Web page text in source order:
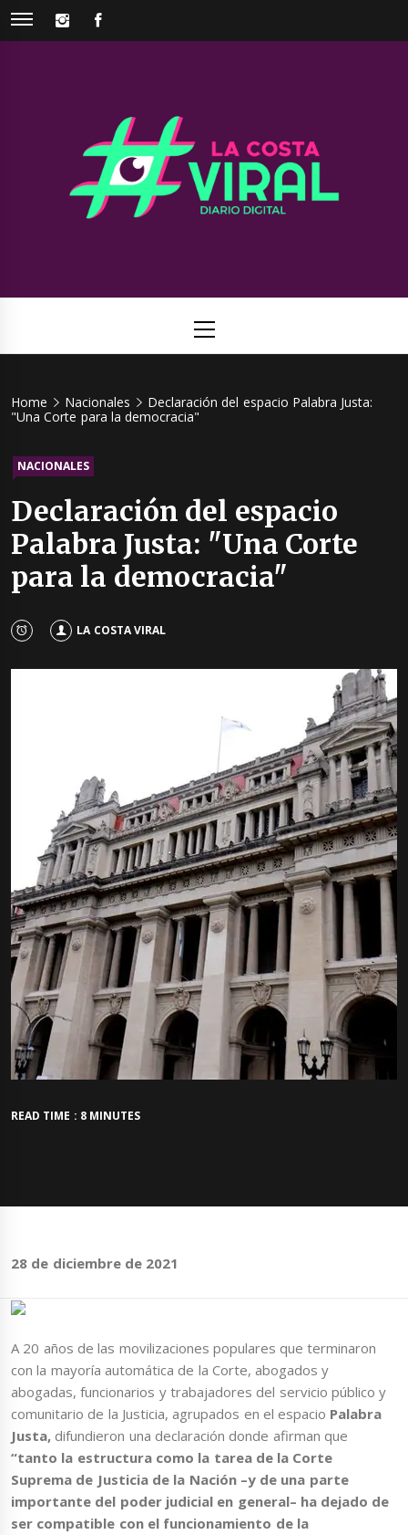
Skip
INSTAGRAM
Viral
Menu
Home Nacionales
Declaración del espacio Palabra Justa:
"Una Corte para la democracia"
NACIONALES
Declaración del espacio
Palabra Justa: "Una Corte
para la democracia"
LA COSTA VIRAL
READ TIME : 8 MINUTES
28 de diciembre de 2021
A 20 años de las movilizaciones populares que terminaron
con la mayoría automática de la Corte, abogados y
abogadas, funcionarios y trabajadores del servicio público y
comunitario de la Justicia, agrupados en el espacio Palabra
Justa, difundieron una declaración donde afirman que
“tanto la estructura como la tarea de la Corte
Suprema de Justicia de la Nación –y de una parte
importante del poder judicial en general– ha dejado de
ser compatible con el funcionamiento de la